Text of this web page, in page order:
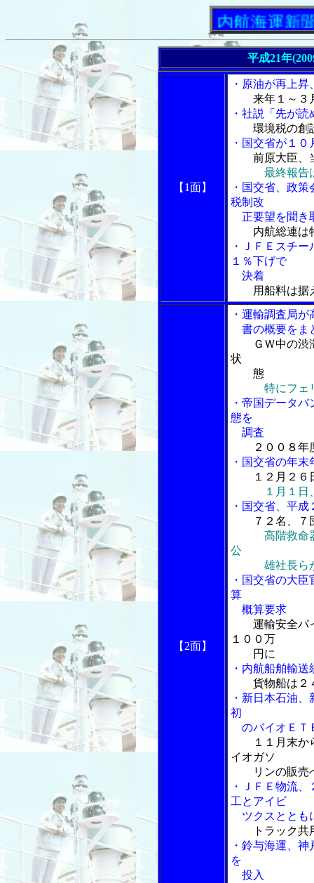
「内航海運新聞」ニ
平成21年
【1面】
・原油が再上
来年１～３
・社説「先が
環境税の創
・国交省が１
前原大臣、
最終報告
・国交省、政
税制改
正要望を聞き
内航総連は
・ＪＦＥスチ
１％下げで
決着
用船料は
【2面】
・運輸調査局
書の概要をま
ＧＷ中の渋
状
態
特にフェ
・帝国データ
態を
調査
２００８年
・国交省の年
１２月２６
１月１日
・国交省、平
７２名、７
高階救命
公
雄社長らが
・国交省の大
算
概算要求
運輸安全パ
１００万
円に
・内航船舶輸送
貨物船は２
・新日本石油
初
のバイオＥＴ
１１月末
イオガソ
リンの販売
・ＪＦＥ物流
工とアイビ
ツクスととも
トラック共
・鈴与海運、
を
投入